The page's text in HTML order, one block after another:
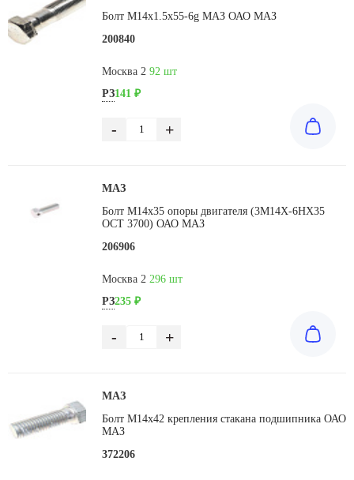
Болт М14х1.5х55-6g МАЗ ОАО МАЗ
200840
Москва 2 92 шт
РЗ141 ₽
- +
МАЗ
Болт М14х35 опоры двигателя (3M14X-6HX35
OCT 3700) ОАО МАЗ
206906
Москва 2 296 шт
РЗ235 ₽
- +
МАЗ
Болт М14х42 крепления стакана подшипника ОАО
МАЗ
372206